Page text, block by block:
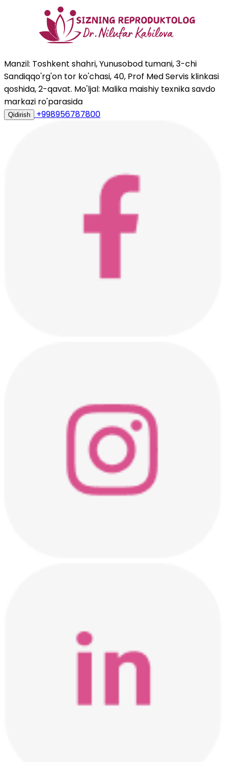
Manzil: Toshkent shahri, Yunusobod tumani, 3-chi
Sandiqqo'rg'on tor ko'chasi, 40, Prof Med Servis klinkasi
qoshida, 2-qavat. Mo'ljal: Malika maishiy texnika savdo
markazi ro'parasida
Qidirish +998956787800